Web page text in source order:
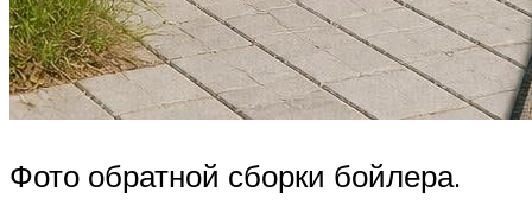
Фото обратной сборки бойлера.